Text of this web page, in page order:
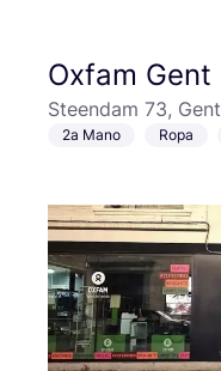
Oxfam Gent
Steendam 73, Gent
2a Mano Ropa